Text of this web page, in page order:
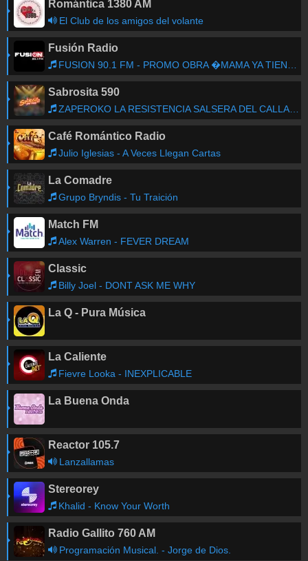
Romántica 1380 AM
El Club de los amigos del volante
Fusión Radio
FUSION 90.1 FM - PROMO OBRA �MAMA YA TIENE NOVIO!
Sabrosita 590
ZAPEROKO LA RESISTENCIA SALSERA DEL CALLAO - LA REVANCHA
Café Romántico Radio
Julio Iglesias - A Veces Llegan Cartas
La Comadre
Grupo Bryndis - Tu Traición
Match FM
Alex Warren - FEVER DREAM
Classic
Billy Joel - DONT ASK ME WHY
La Q - Pura Música
La Caliente
Fievre Looka - INEXPLICABLE
La Buena Onda
Reactor 105.7
Lanzallamas
Stereorey
Khalid - Know Your Worth
Radio Gallito 760 AM
Programación Musical. - Jorge de Dios.